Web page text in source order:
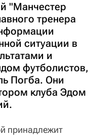
"Манчестер
тренера
ситуации в
и
футболистов,
Погба. Они
клуба Эдом
принадлежит